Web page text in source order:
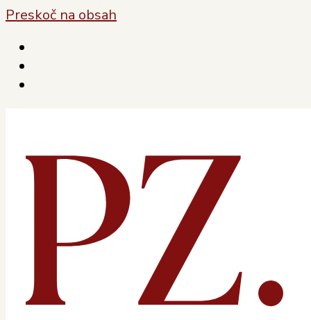
Preskoč na obsah